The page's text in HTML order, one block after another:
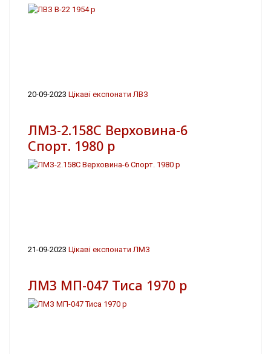
20-09-2023 Цікаві експонати ЛВЗ
ЛМЗ-2.158С Верховина-6
Спорт. 1980 р
21-09-2023 Цікаві експонати ЛМЗ
ЛМЗ МП-047 Тиса 1970 р